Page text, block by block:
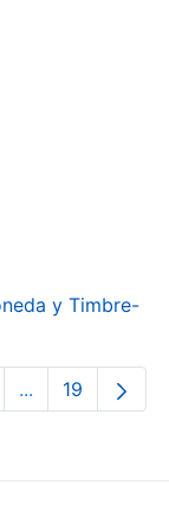
y Timbre-
Use TAB to
...Intermediate
Page
19